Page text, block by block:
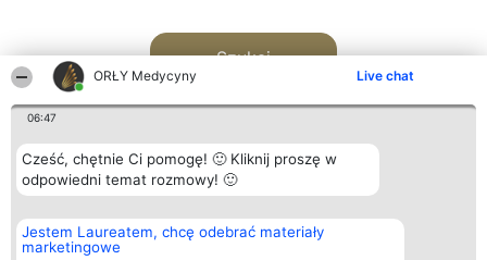
ORŁY Medycyny Live chat
06:47
Cześć, chętnie Ci pomogę! 🙂 Kliknij proszę w
odpowiedni temat rozmowy! 🙂
Jestem Laureatem, chcę odebrać materiały
marketingowe
Szukaj
Organizator plebiscytu
Bright Side Solutions sp. z o.
o. sp. k.
Plebiscyt
Laureaci
Kontakt
Kontakt